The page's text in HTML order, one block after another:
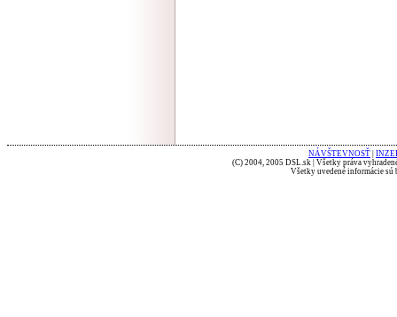
NÁVŠTEVNOSŤ
(C) 2004, 2005 DSL.sk | Všetky práva
Všetky uvedené informácie sú